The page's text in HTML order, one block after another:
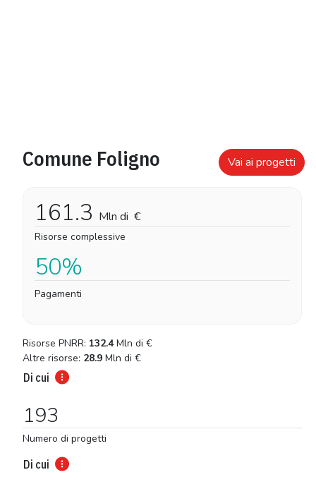
Comune Foligno Vai ai progetti
161.3 Mln di €
Risorse complessive
50%
Pagamenti
Risorse PNRR: 132.4 Mln di €
Altre risorse: 28.9 Mln di €
Di cui
193
Numero di progetti
Di cui